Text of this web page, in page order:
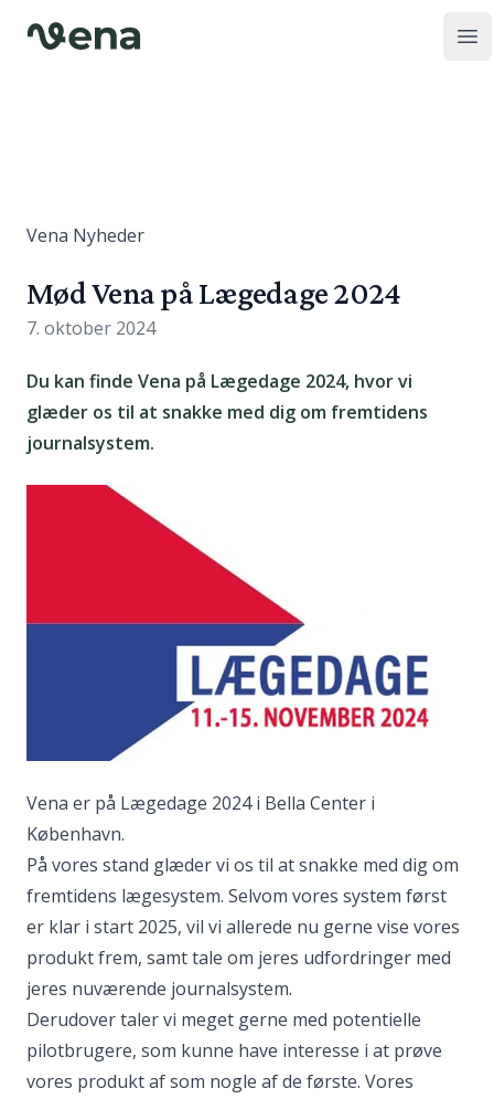
Vena Nyheder
Mød Vena på Lægedage 2024
7. oktober 2024
Du kan finde Vena på Lægedage 2024, hvor vi
glæder os til at snakke med dig om fremtidens
journalsystem.
Vena er på Lægedage 2024 i Bella Center i
København.
På vores stand glæder vi os til at snakke med dig om
fremtidens lægesystem. Selvom vores system først
er klar i start 2025, vil vi allerede nu gerne vise vores
produkt frem, samt tale om jeres udfordringer med
jeres nuværende journalsystem.
Derudover taler vi meget gerne med potentielle
pilotbrugere, som kunne have interesse i at prøve
vores produkt af som nogle af de første. Vores